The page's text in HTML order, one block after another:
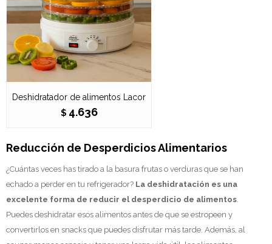
Deshidratador de alimentos Lacor
$ 4.636
Reducción de Desperdicios Alimentarios
¿Cuántas veces has tirado a la basura frutas o verduras que se han
echado a perder en tu refrigerador? La deshidratación es una
excelente forma de reducir el desperdicio de alimentos
Puedes deshidratar esos alimentos antes de que se estropeen y
convertirlos en snacks que puedes disfrutar más tarde. Además, al